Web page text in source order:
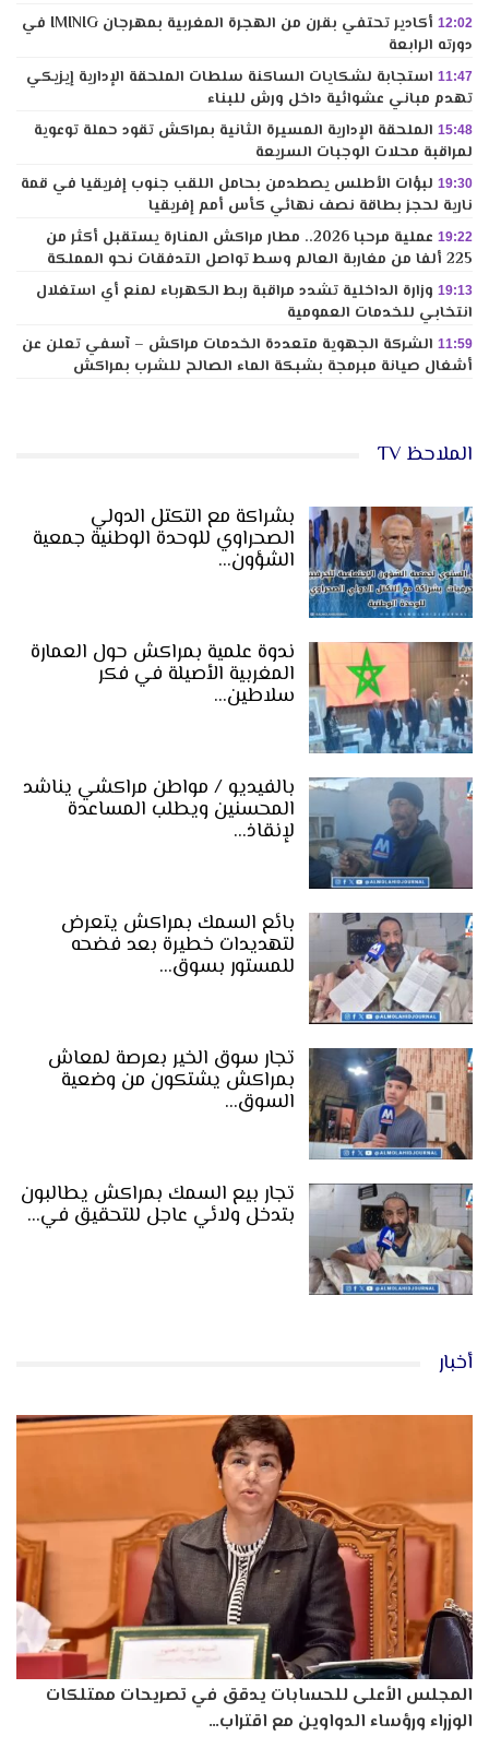
12:02
أكادير تحتفي بقرن من الهجرة المغربية بمهرجان IMINIG في
دورته الرابعة
11:47 استجابة لشكايات الساكنة سلطات الملحقة الإدارية إيزيكي
تهدم مباني عشوائية داخل ورش للبناء
15:48 الملحقة الإدارية المسيرة الثانية بمراكش تقود حملة توعوية
لمراقبة محلات الوجبات السريعة
19:30 لبؤات الأطلس يصطدمن بحامل اللقب جنوب إفريقيا في قمة
نارية لحجز بطاقة نصف نهائي كأس أمم إفريقيا
19:22
عملية مرحبا 2026.. مطار مراكش المنارة يستقبل أكثر من
225 ألفا من مغاربة العالم وسط تواصل التدفقات نحو المملكة
19:13 وزارة الداخلية تشدد مراقبة ربط الكهرباء لمنع أي استغلال
انتخابي للخدمات العمومية
11:59 الشركة الجهوية متعددة الخدمات مراكش – آسفي تعلن عن
أشغال صيانة مبرمجة بشبكة الماء الصالح للشرب بمراكش
الملاحظ TV
بشراكة مع التكتل الدولي
الصحراوي للوحدة الوطنية جمعية
الشؤون…
ندوة علمية بمراكش حول العمارة
المغربية الأصيلة في فكر
سلاطين…
بالفيديو / مواطن مراكشي يناشد
المحسنين ويطلب المساعدة
لإنقاذ…
بائع السمك بمراكش يتعرض
لتهديدات خطيرة بعد فضحه
للمستور بسوق…
تجار سوق الخير بعرصة لمعاش
بمراكش يشتكون من وضعية
السوق…
تجار بيع السمك بمراكش يطالبون
بتدخل ولائي عاجل للتحقيق في…
أخبار
المجلس الأعلى للحسابات يدقق في تصريحات ممتلكات
الوزراء ورؤساء الدواوين مع اقتراب…